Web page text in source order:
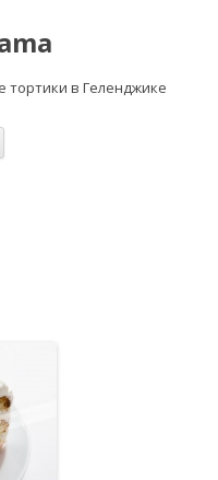
тортики в Геленджике